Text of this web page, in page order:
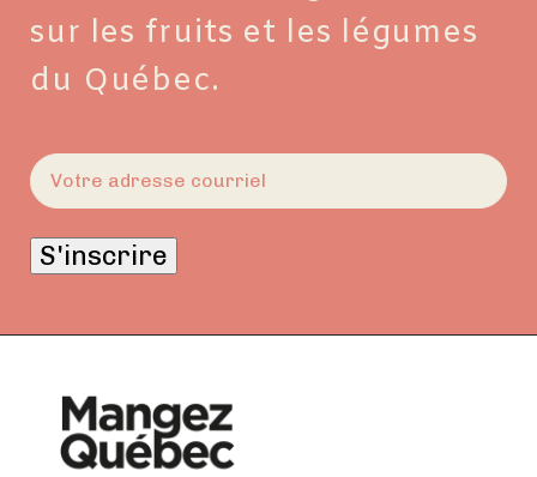
sur les fruits et les légumes
du Québec.
E-
mail(Nécessaire)
S'inscrire